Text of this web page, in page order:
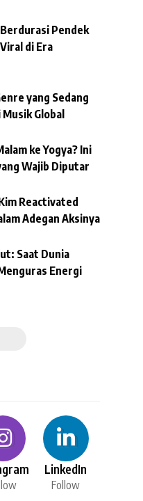
Pendek
di Era
yang Sedang
Global
ke Yogya? Ini
Wajib Diputar
Reactivated
Adegan Aksinya
Saat Dunia
Energi
LinkedIn
Follow